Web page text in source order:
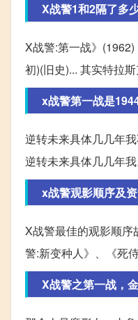
X战警1和2隔了多
X战警:第一战》
初)(旧史)... 其实特拉斯
x战警第一战是
逆转未来具体几几年
逆转未来具体几几年我
x战警观影顺序及
X战警最佳的观影顺
警:新变种人》、《死侍
X战警之第一战，